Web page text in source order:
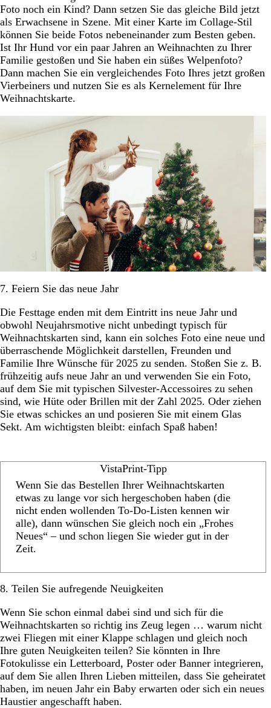
Foto noch ein Kind? Dann setzen Sie das gleiche Bild jetzt
als Erwachsene in Szene. Mit einer Karte im Collage-Stil
können Sie beide Fotos nebeneinander zum Besten geben.
Ist Ihr Hund vor ein paar Jahren an Weihnachten zu Ihrer
Familie gestoßen und Sie haben ein süßes Welpenfoto?
Dann machen Sie ein vergleichendes Foto Ihres jetzt großen
Vierbeiners und nutzen Sie es als Kernelement für Ihre
Weihnachtskarte.
7. Feiern Sie das neue Jahr
Die Festtage enden mit dem Eintritt ins neue Jahr und
obwohl Neujahrsmotive nicht unbedingt typisch für
Weihnachtskarten sind, kann ein solches Foto eine neue und
überraschende Möglichkeit darstellen, Freunden und
Familie Ihre Wünsche für 2025 zu senden. Stoßen Sie z. B.
frühzeitig aufs neue Jahr an und verwenden Sie ein Foto,
auf dem Sie mit typischen Silvester-Accessoires zu sehen
sind, wie Hüte oder Brillen mit der Zahl 2025. Oder ziehen
Sie etwas schickes an und posieren Sie mit einem Glas
Sekt. Am wichtigsten bleibt: einfach Spaß haben!
VistaPrint-Tipp
Wenn Sie das Bestellen Ihrer Weihnachtskarten
etwas zu lange vor sich hergeschoben haben (die
nicht enden wollenden To-Do-Listen kennen wir
alle), dann wünschen Sie gleich noch ein „Frohes
Neues“ – und schon liegen Sie wieder gut in der
Zeit.
8. Teilen Sie aufregende Neuigkeiten
Wenn Sie schon einmal dabei sind und sich für die
Weihnachtskarten so richtig ins Zeug legen … warum nicht
zwei Fliegen mit einer Klappe schlagen und gleich noch
Ihre guten Neuigkeiten teilen? Sie könnten in Ihre
Fotokulisse ein Letterboard, Poster oder Banner integrieren,
auf dem Sie allen Ihren Lieben mitteilen, dass Sie geheiratet
haben, im neuen Jahr ein Baby erwarten oder sich ein neues
Haustier angeschafft haben.